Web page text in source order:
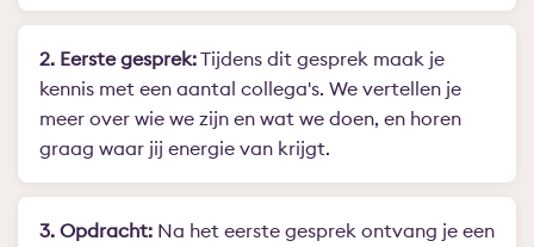
2. Eerste gesprek:Tijdens dit gesprek maak je
kennis met een aantal collega's. We vertellen je
meer over wie we zijn en wat we doen, en horen
graag waar jij energie van krijgt.
3. Opdracht: Na het eerste gesprek ontvang je een